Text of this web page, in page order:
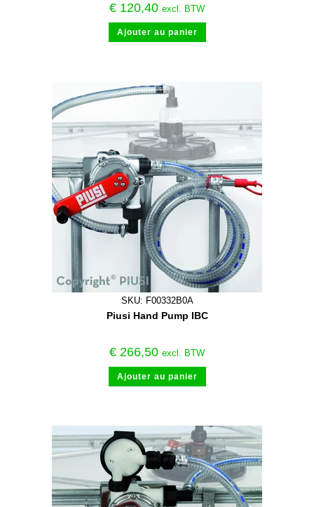
€ 120,40 excl. BTW
Ajouter au panier
SKU: F00332B0A
Piusi Hand Pump IBC
€ 266,50 excl. BTW
Ajouter au panier